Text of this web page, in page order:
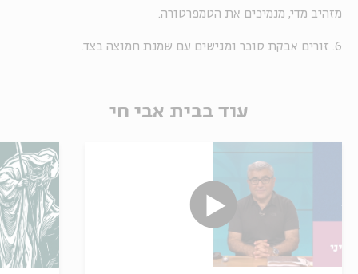
מזהיב מדי, מנמיכים את הטמפרטורה.
6. זורים אבקת סוכר ומגישים עם שמנת חמוצה בצד.
עוד בבית אבי חי